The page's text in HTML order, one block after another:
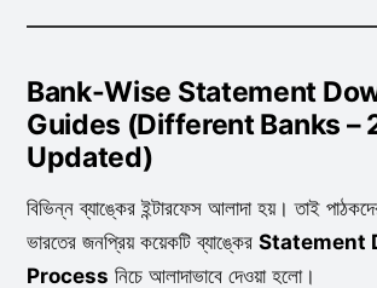
Bank-Wise Statement
Guides (Different Banks –
Updated)
বিভিন্ন ব্যাঙ্কের ইন্টারফেস আলাদা হয়। তাই
ভারতের জনপ্রিয় কয়েকটি ব্যাঙ্কের Statement
Process নিচে আলাদাভাবে দেওয়া হলো।